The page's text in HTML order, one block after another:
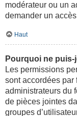
modérateur ou un
demander un
Haut
Pourquoi ne
Les permissions
sont accordées par
administrateurs du
de pièces jointes
groupes